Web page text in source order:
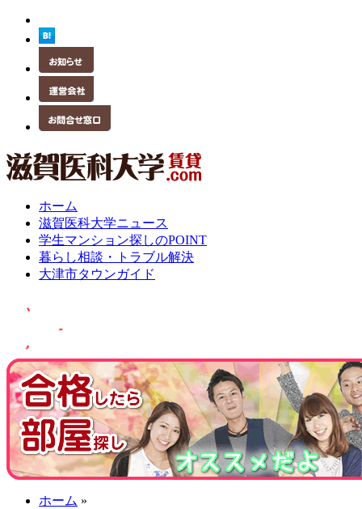
ホーム
滋賀医科大学ニュース
学生マンション探しのPOINT
暮らし相談・トラブル解決
大津市タウンガイド
ホーム »